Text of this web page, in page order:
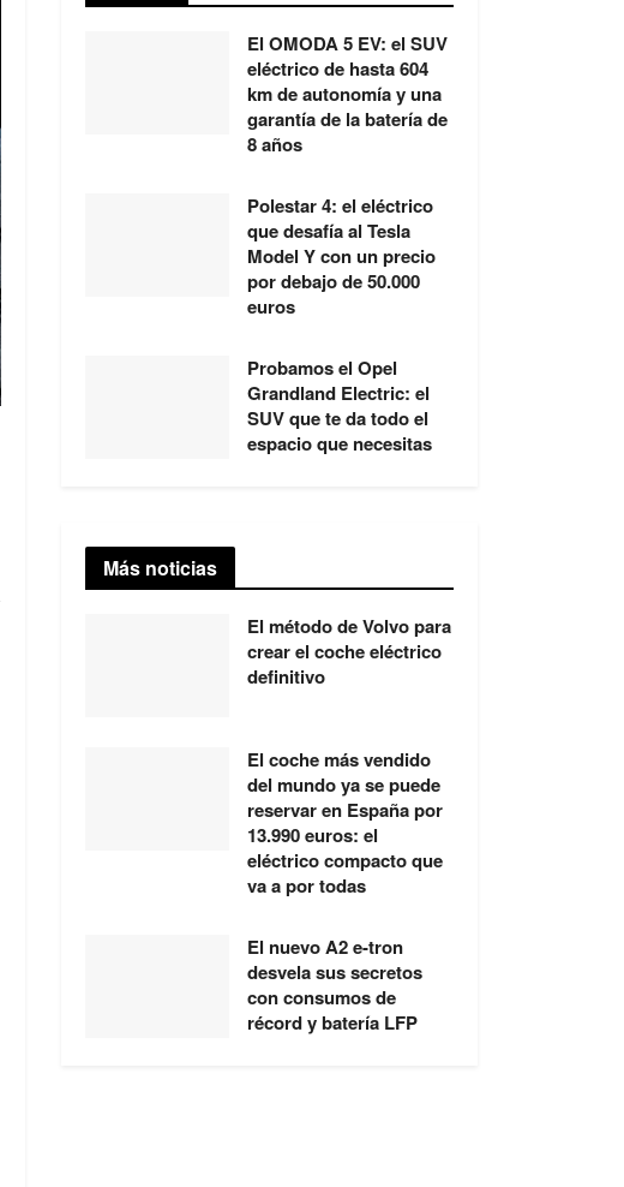
El OMODA 5 EV: el SUV
eléctrico de hasta 604
km de autonomía y una
garantía de la batería de
8 años
Polestar 4: el eléctrico
que desafía al Tesla
Model Y con un precio
por debajo de 50.000
euros
Probamos el Opel
Grandland Electric: el
SUV que te da todo el
espacio que necesitas
Más noticias
El método de Volvo para
crear el coche eléctrico
definitivo
El coche más vendido
del mundo ya se puede
reservar en España por
13.990 euros: el
eléctrico compacto que
va a por todas
El nuevo A2 e-tron
desvela sus secretos
con consumos de
récord y batería LFP